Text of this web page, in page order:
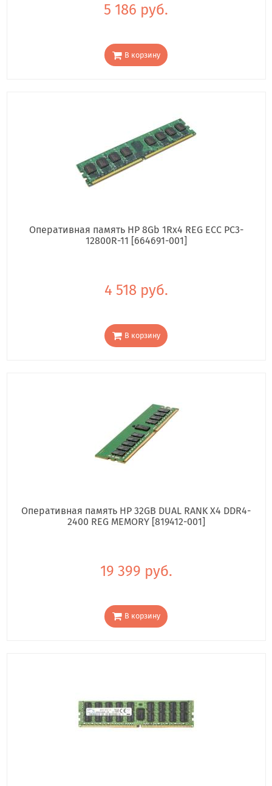
5 186 руб.
В корзину
Оперативная память HP 8Gb 1Rx4 REG ECC PC3-
12800R-11 [664691-001]
4 518 руб.
В корзину
Оперативная память HP 32GB DUAL RANK X4 DDR4-
2400 REG MEMORY [819412-001]
19 399 руб.
В корзину